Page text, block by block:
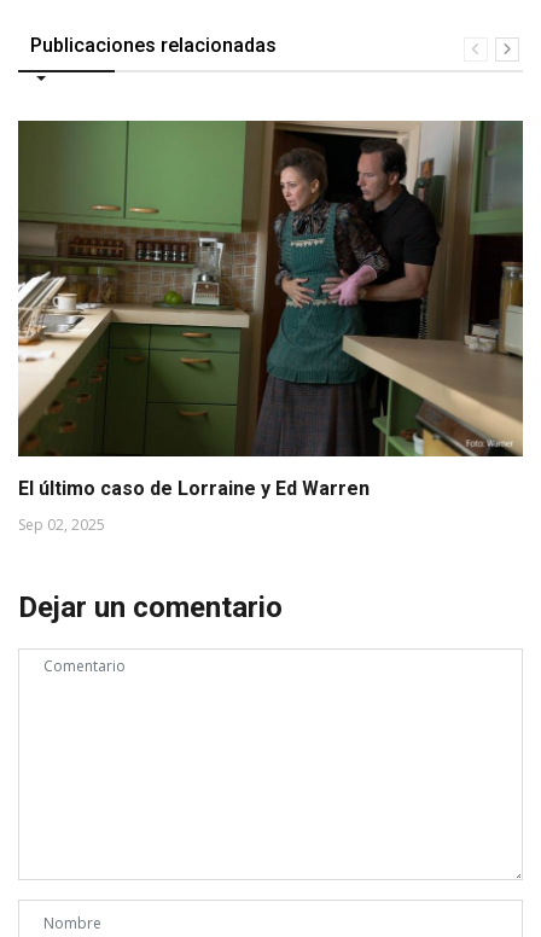
Publicaciones relacionadas
El último caso de Lorraine y Ed Warren
Sep 02, 2025
Dejar un comentario